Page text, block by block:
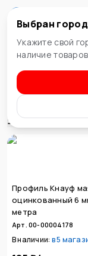
Владивосток
Выбран
Укажите свой
наличие
Уголки,
Сортировка
Профиль Кнауф
оцинкованный 6
метра
Арт. 00-00004178
В наличии: в5